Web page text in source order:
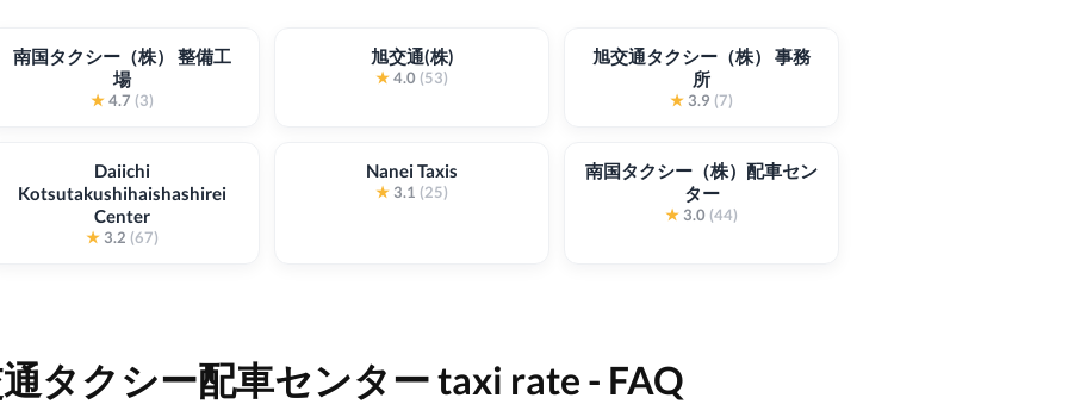
南国タクシー（株） 整備工
場
★4.7 (3)
旭交通(株)
★4.0 (53)
旭交通タクシー（株） 事務
所
★ 3.9 (7)
Daiichi
Kotsutakushihaishashirei
Center
★ 3.2 (67)
Nanei Taxis
★ 3.1 (25)
南国タクシー（株）配車セン
ター
★ 3.0 (44)
タクシー配車センター taxi rate - FAQ